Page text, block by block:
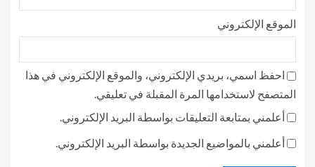
الموقع الإلكتروني
احفظ اسمي، بريدي الإلكتروني، والموقع الإلكتروني في هذا
المتصفح لاستخدامها المرة المقبلة في تعليقي.
أعلمني بمتابعة التعليقات بواسطة البريد الإلكتروني.
أعلمني بالمواضيع الجديدة بواسطة البريد الإلكتروني.